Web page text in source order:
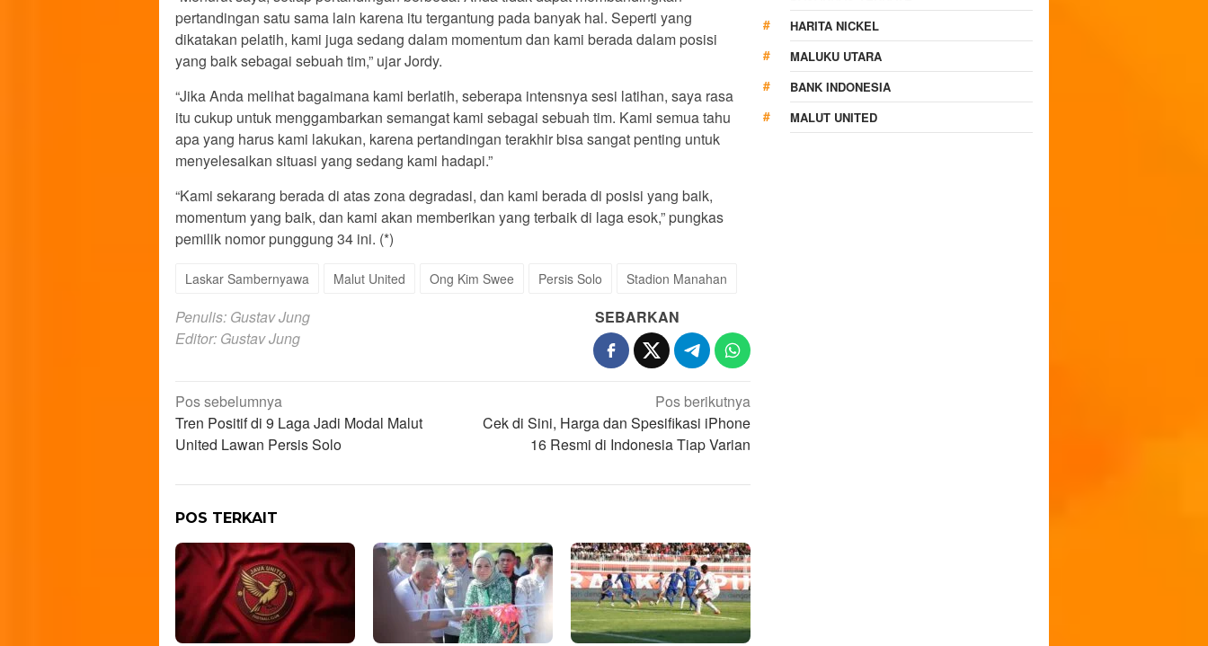
pertandingan satu sama lain karena itu tergantung pada banyak hal. Seperti yang
dikatakan pelatih, kami juga sedang dalam momentum dan kami berada dalam posisi
yang baik sebagai sebuah tim,” ujar Jordy.
“Jika Anda melihat bagaimana kami berlatih, seberapa intensnya sesi latihan, saya rasa
itu cukup untuk menggambarkan semangat kami sebagai sebuah tim. Kami semua tahu
apa yang harus kami lakukan, karena pertandingan terakhir bisa sangat penting untuk
menyelesaikan situasi yang sedang kami hadapi.”
“Kami sekarang berada di atas zona degradasi, dan kami berada di posisi yang baik,
momentum yang baik, dan kami akan memberikan yang terbaik di laga esok,” pungkas
pemilik nomor punggung 34 ini. (*)
Laskar Sambernyawa Malut United Ong Kim Swee Persis Solo Stadion Manahan
Penulis: Gustav Jung
Editor: Gustav Jung
SEBARKAN
Navigasi
pos
Pos sebelumnya
Tren Positif di 9 Laga Jadi Modal Malut
United Lawan Persis Solo
Pos berikutnya
Cek di Sini, Harga dan Spesifikasi iPhone
16 Resmi di Indonesia Tiap Varian
POS TERKAIT
HARITA NICKEL
MALUKU UTARA
BANK INDONESIA
MALUT UNITED